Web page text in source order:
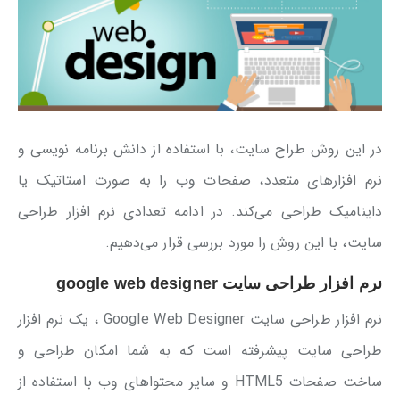
در این روش طراح سایت، با استفاده از دانش برنامه نویسی و
نرم افزارهای متعدد، صفحات وب را به صورت استاتیک یا
داینامیک طراحی می‌کند. در ادامه تعدادی نرم افزار طراحی
سایت، با این روش را مورد بررسی قرار می‌دهیم.
نرم افزار طراحی سایت google web designer
نرم افزار طراحی سایت Google Web Designer ، یک نرم افزار
طراحی سایت پیشرفته است که به شما امکان طراحی و
ساخت صفحات HTML5 و سایر محتواهای وب با استفاده از